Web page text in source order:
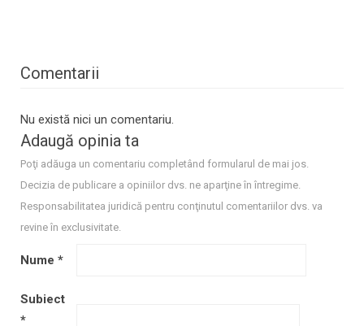
Comentarii
Nu există nici un comentariu.
Adaugă opinia ta
Poţi adăuga un comentariu completând formularul de mai jos.
Decizia de publicare a opiniilor dvs. ne aparţine în întregime.
Responsabilitatea juridică pentru conţinutul comentariilor dvs. va
revine în exclusivitate.
Nume *
Subiect
*